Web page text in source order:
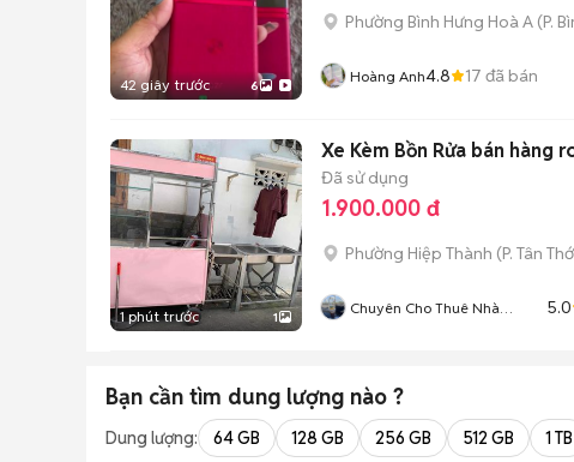
42 giây trước 6
Phường Bình Hưng Hoà A (P.
Hoàng Anh4.8 17 đã bán
1 phút trước 1
Xe Kèm Bồn Rửa bán hàng
Đã sử dụng
1.900.000 đ
Phường Hiệp Thành (P. Tân
Chuyên Cho Thuê Nhà
5.0
Bạn cần tìm dung lượng nào ?
Dung lượng: 64 GB 128 GB 256 GB 512 GB 1 TB